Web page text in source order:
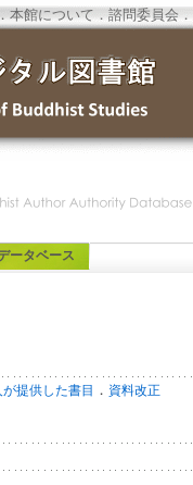
本館について．諮問委員会．
ータベース
提供した書目 ． 資料改正